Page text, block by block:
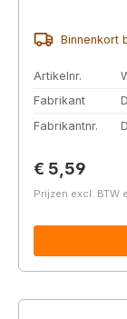
Binnenkort
Artikelnr.
Fabrikant
Fabrikantnr.
Normale prijs:
€ 5,59
Prijzen excl. BTW